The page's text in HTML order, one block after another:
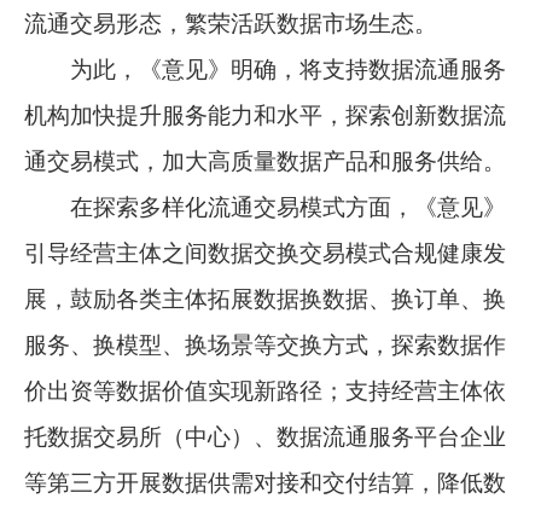
流通交易形态，繁荣活跃数据市场生态。
为此，《意见》明确，将支持数据流通服务
机构加快提升服务能力和水平，探索创新数据流
通交易模式，加大高质量数据产品和服务供给。
在探索多样化流通交易模式方面，《意见》
引导经营主体之间数据交换交易模式合规健康发
展，鼓励各类主体拓展数据换数据、换订单、换
服务、换模型、换场景等交换方式，探索数据作
价出资等数据价值实现新路径；支持经营主体依
托数据交易所（中心）、数据流通服务平台企业
等第三方开展数据供需对接和交付结算，降低数